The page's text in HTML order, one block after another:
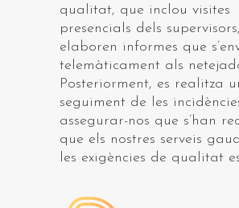
qualitat, que inclou visites
presencials dels
elaboren informes que
telemàticament als
Posteriorment, es realitza
seguiment de les
assegurar-nos que s’han
que els nostres serveis
les exigències de qualitat